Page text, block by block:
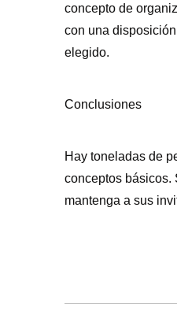
concepto de
con una
elegido.
Conclusiones
Hay toneladas de
conceptos básicos.
mantenga a sus